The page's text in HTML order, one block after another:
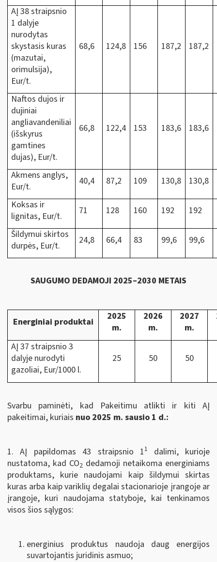
AĮ 38 straipsnio
1 dalyje
nurodytas
skystasis kuras
(mazutai,
orimulsija),
Eur/t.
68,6 124,8 156 187,2 187,2
Naftos dujos ir
dujiniai
angliavandeniliai
(išskyrus
gamtines
dujas), Eur/t.
66,8 122,4 153 183,6 183,6
Akmens anglys,
Eur/t.
40,4 87,2 109 130,8 130,8
Koksas ir
lignitas, Eur/t.
71 128 160 192 192
Šildymui skirtos
durpės, Eur/t.
24,8 66,4 83 99,6 99,6
SAUGUMO DEDAMOJI 2025–2030 METAIS
Energiniai produktai
2025
m.
2026
m.
2027
m.
AĮ 37 straipsnio 3
dalyje nurodyti
gazoliai, Eur/1000 l.
25 50 50
Svarbu paminėti, kad Pakeitimu atlikti ir kiti AĮ
pakeitimai, kuriais nuo 2025 m. sausio 1 d.:
1. AĮ papildomas 43 straipsnio 11 dalimi, kurioje
nustatoma, kad CO2 dedamoji netaikoma energiniams
produktams, kurie naudojami kaip šildymui skirtas
kuras arba kaip variklių degalai stacionarioje įrangoje ar
įrangoje, kuri naudojama statyboje, kai tenkinamos
visos šios sąlygos:
energinius produktus naudoja daug energijos
suvartojantis juridinis asmuo;